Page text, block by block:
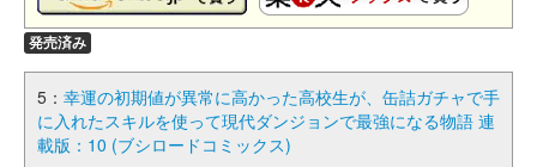
発売済み
5： 幸運の初期値が異常に高かった高校生が、缶詰ガチャで手
に入れたスキルを使って現代ダンジョンで最強になる物語 連
載版：10 (ブシロードコミックス)